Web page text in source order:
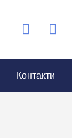
Контакти